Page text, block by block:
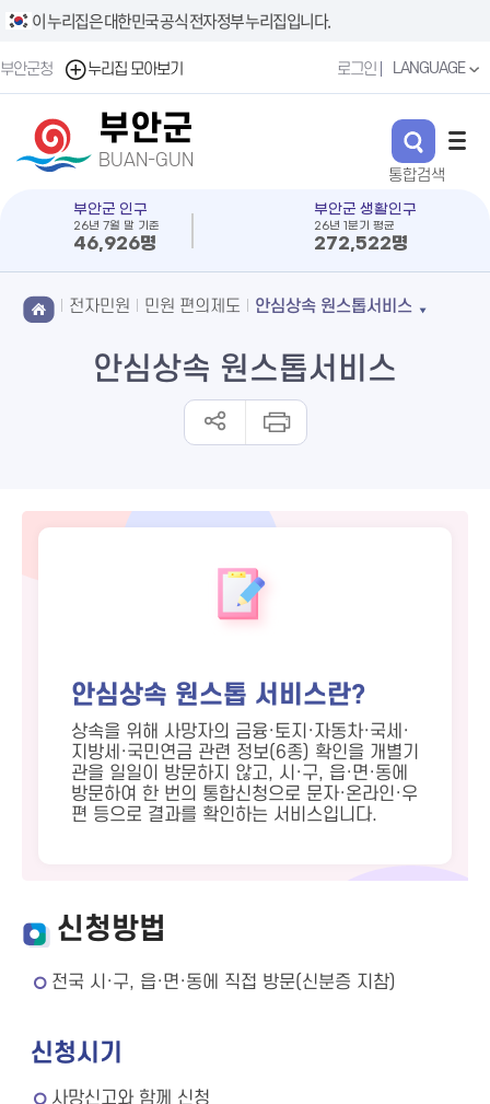
이 누리집은 대한민국 공식 전자정부 누리집입니다.
부안군청 누리집 모아보기 로그인 LANGUAGE
부안군
BUAN-GUN
부안군 인구
26년 7월 말 기준
46,926명
부안군 생활인구
26년 1분기 평균
272,522명
전자민원 민원 편의제도 안심상속 원스톱서비스
안심상속 원스톱서비스
안심상속 원스톱 서비스란?
상속을 위해 사망자의 금융·토지·자동차·국세·
지방세·국민연금 관련 정보(6종) 확인을 개별기
관을 일일이 방문하지 않고, 시·구, 읍·면·동에
방문하여 한 번의 통합신청으로 문자·온라인·우
편 등으로 결과를 확인하는 서비스입니다.
신청방법
전국 시·구, 읍·면·동에 직접 방문(신분증 지참)
신청시기
사망신고와 함께 신청